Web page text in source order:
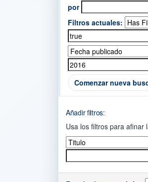
por
Filtros actuales:
Comenzar nueva
Añadir filtros:
Usa los filtros para afinar